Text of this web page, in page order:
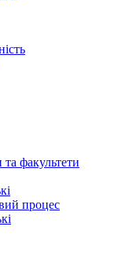
та факультети
процес